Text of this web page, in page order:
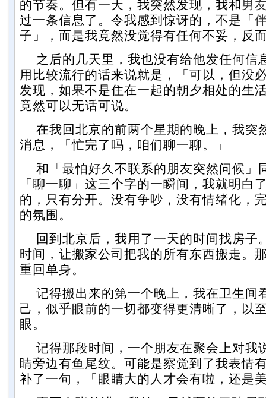
的节奏。但有一天，我突然发现，我和 男
过一条信息了。令我感到惊讶的，不是「
子」，而是我竟然没觉得有任何不妥，反
之后的几天里，我也没有给他发任何信
用比较流行的话来说就是，「可以，但没
发现，如果不是住在一起的朝夕相处的生
竟然可以无话可说。
在我回北京的前两个星期的晚上，我突
消息，「忙完了吗，咱们聊一聊。」
和「最怕好久不联系的朋友突然问候」
「聊一聊」这三个字的一瞬间，我就明白
的，只有分开。没有争吵，没有情绪化，
的氛围。
回到北京后，我用了一天的时间找房子
时间，让搬家公司把我的所有东西搬走。
重回单身。
记得搬出来的第一个晚上，我在卫生间
己，似乎眼前的一切都变得更清晰了，以
眼。
记得那段时间，一个朋友在聚会上对我
睛旁边有鱼尾纹。可能是察觉到了我表情
补了一句，「眼睛大的人才会有啦，还是